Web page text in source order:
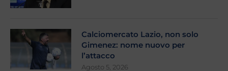
Calciomercato Lazio, non solo
Gimenez: nome nuovo per
l’attacco
Agosto 5, 2026